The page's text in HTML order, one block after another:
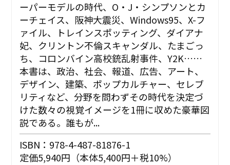
ーパーモデルの時代、O・J・シンプソンとカ
ーチェイス、阪神大震災、Windows95、X-フ
ァイル、トレインスポッティング、ダイアナ
妃、クリントン不倫スキャンダル、たまごっ
ち、コロンバイン高校銃乱射事件、Y2K……
本書は、政治、社会、報道、広告、アート、
デザイン、建築、ポップカルチャー、セレブ
リティなど、分野を問わずその時代を決定づ
けた数々の視覚イメージを1冊に収めた豪華図
説である。誰もが...
ISBN：978-4-487-81876-1
定価5,940円（本体5,400円＋税10%）